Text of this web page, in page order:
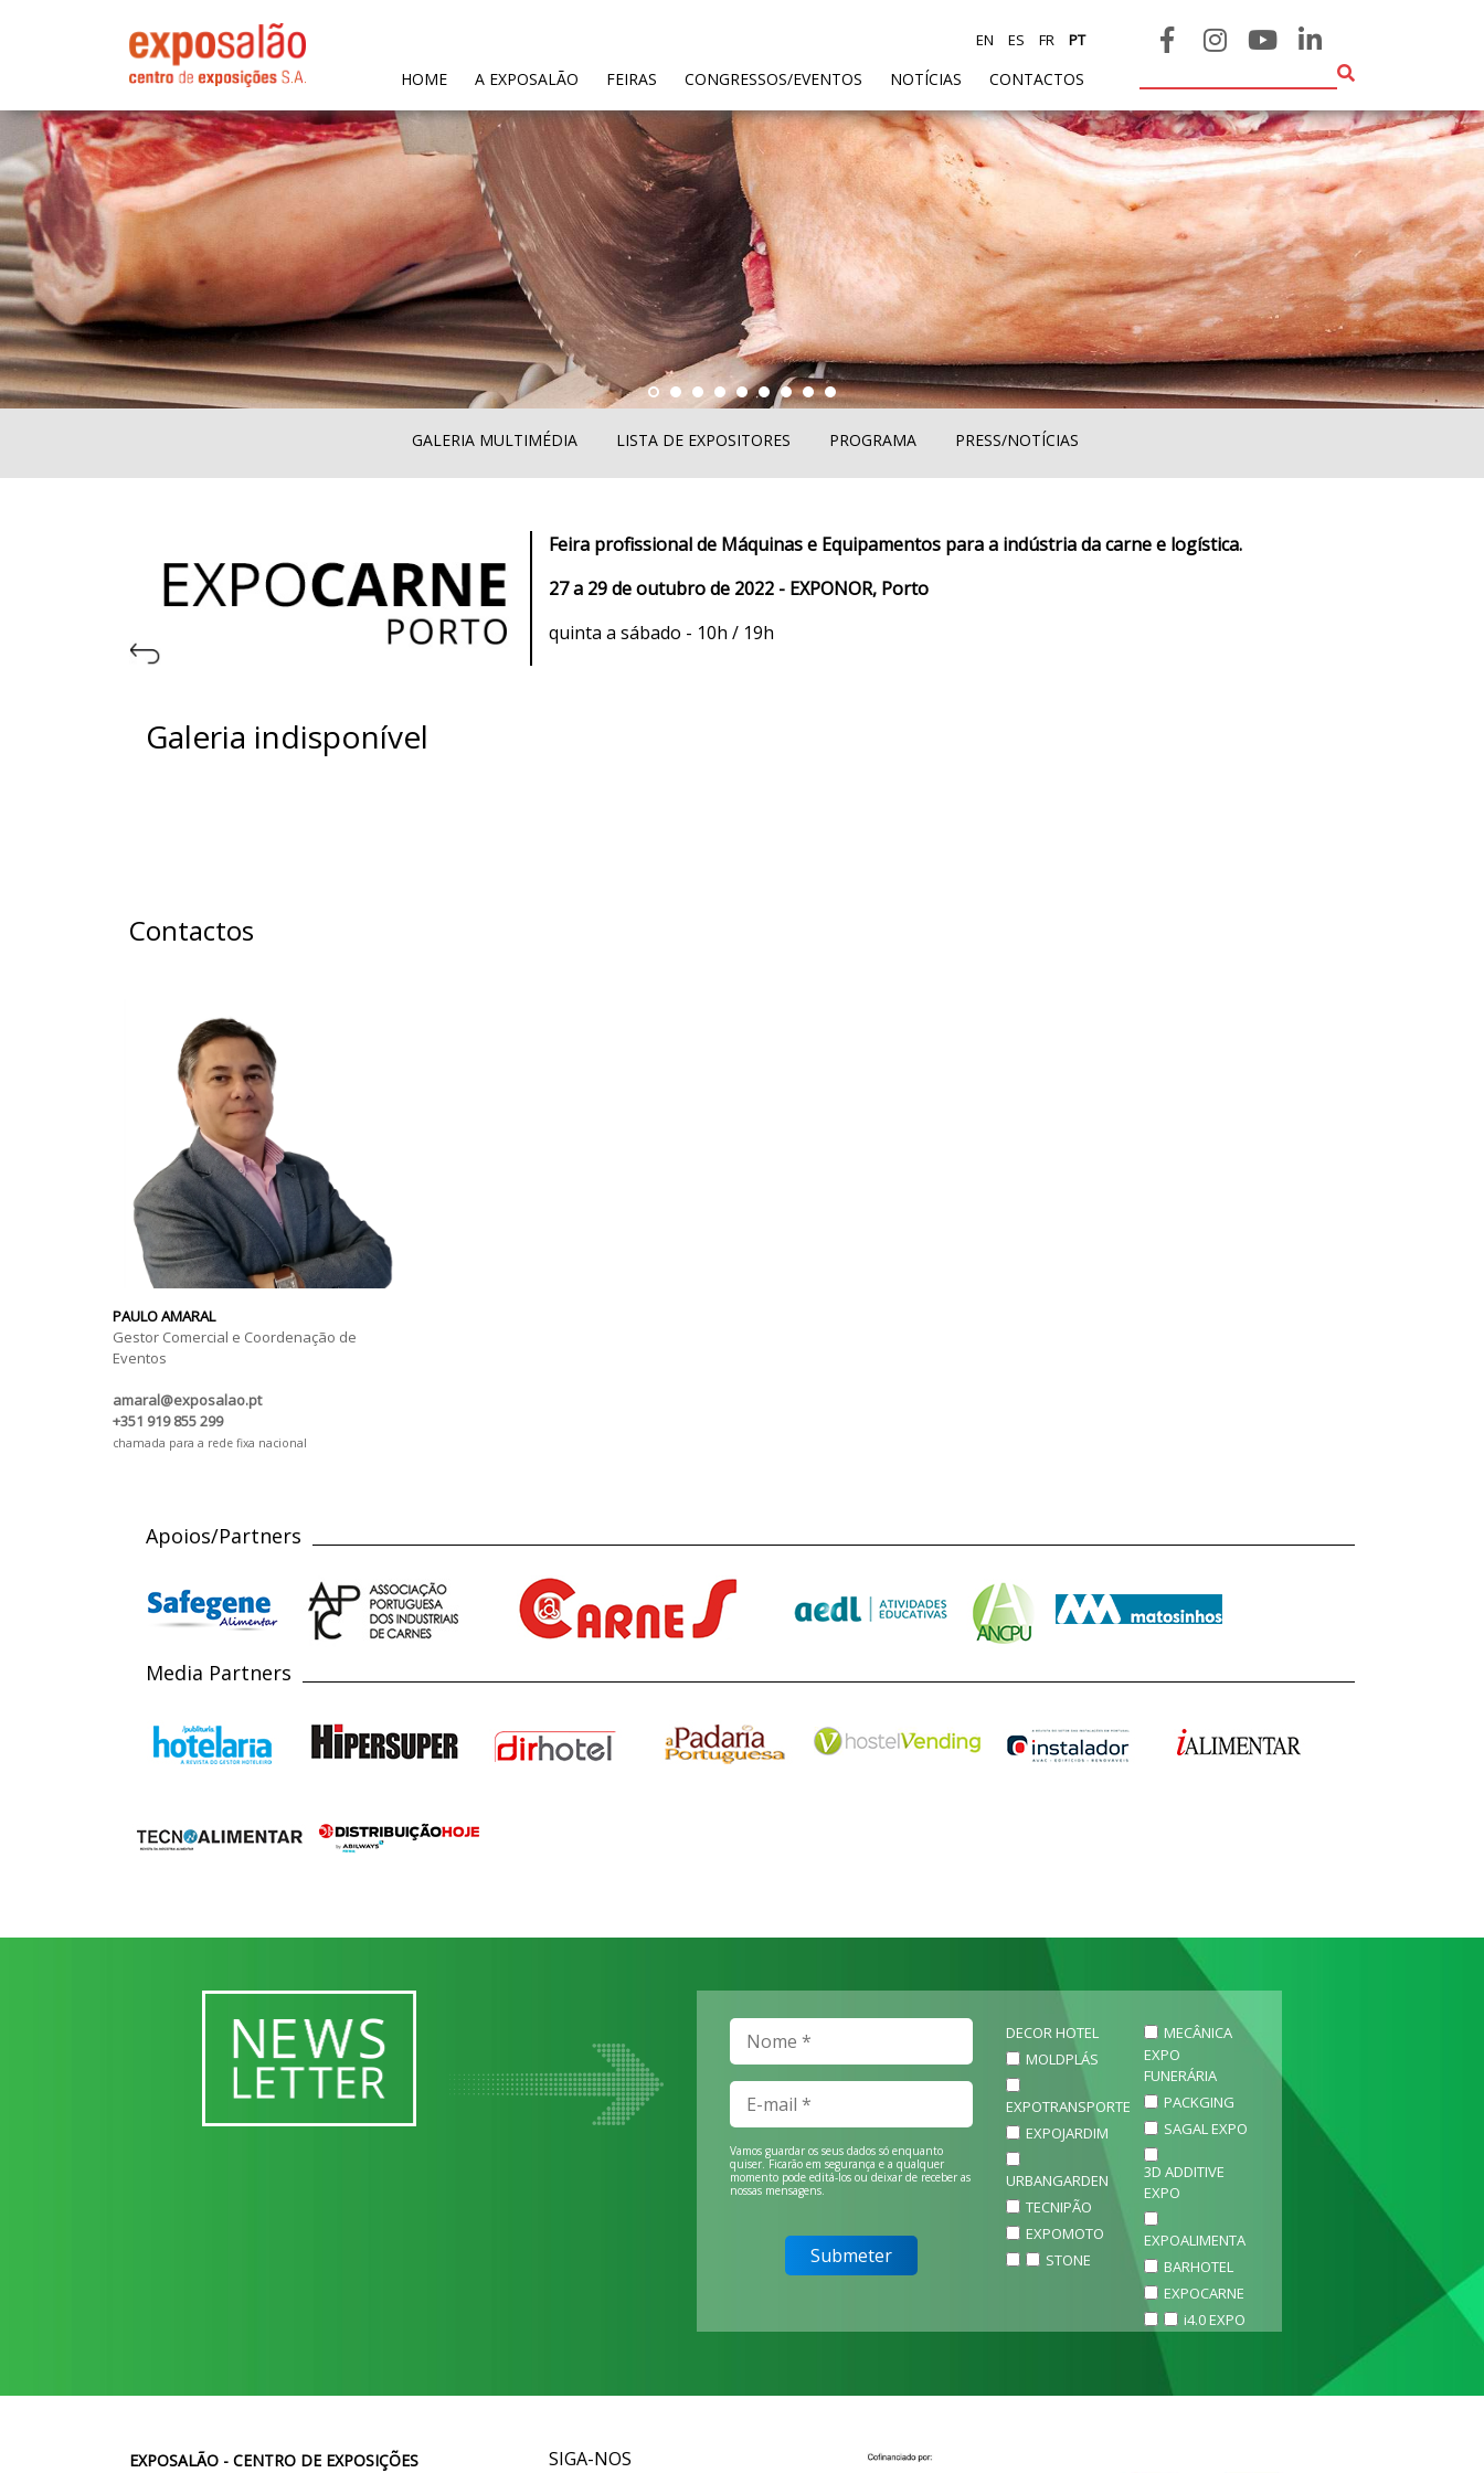
HOME(CURRENT)
A EXPOSALÃO FEIRAS CONGRESSOS/EVENTOS NOTÍCIAS CONTACTOS
EN ES FR PT
GALERIA MULTIMÉDIA LISTA DE EXPOSITORES PROGRAMA PRESS/NOTÍCIAS
Feira profissional de Máquinas e Equipamentos para a indústria da carne e logística.
27 a 29 de outubro de 2022 - EXPONOR, Porto
quinta a sábado - 10h / 19h
Galeria indisponível
Contactos
PAULO AMARAL
Gestor Comercial e Coordenação de
Eventos
amaral@exposalao.pt
+351 919 855 299
chamada para a rede fixa nacional
Apoios/Partners
Media Partners
Vamos guardar os seus dados só enquanto
quiser. Ficarão em segurança e a qualquer
momento pode editá-los ou deixar de receber as
nossas mensagens.
DECOR HOTEL
MOLDPLÁS
EXPOTRANSPORTE
EXPOJARDIM
URBANGARDEN
TECNIPÃO
EXPOMOTO
STONE
MECÂNICA
EXPO
FUNERÁRIA
PACKGING
SAGAL EXPO
3D ADDITIVE
EXPO
EXPOALIMENTA
BARHOTEL
EXPOCARNE
i4.0 EXPO
EXPOSALÃO - CENTRO DE EXPOSIÇÕES SIGA-NOS